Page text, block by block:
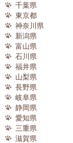
千葉県
東京都
神奈川県
新潟県
富山県
石川県
福井県
山梨県
長野県
岐阜県
静岡県
愛知県
三重県
滋賀県